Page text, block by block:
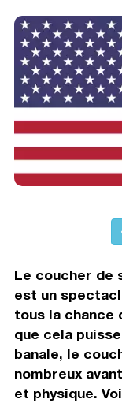
Le coucher de
est un
tous la chance
que cela
banale, le
nombreux
et physique.